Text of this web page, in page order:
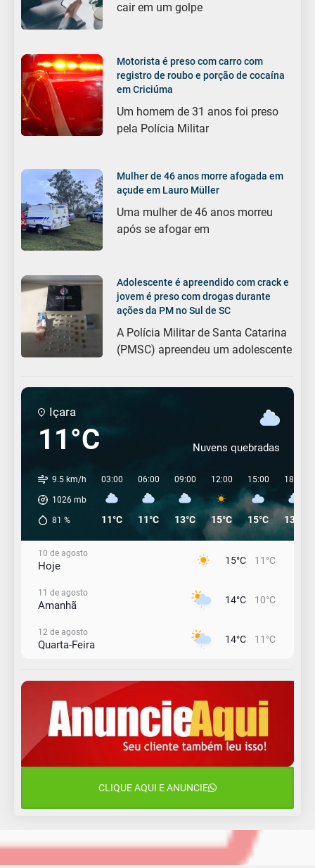
cair em um golpe
Motorista é preso com carro com
registro de roubo e porção de cocaína
em Criciúma
Um homem de 31 anos foi preso
pela Polícia Militar
Mulher de 46 anos morre afogada em
açude em Lauro Müller
Uma mulher de 46 anos morreu
após se afogar em
Adolescente é apreendido com crack e
jovem é preso com drogas durante
ações da PM no Sul de SC
A Polícia Militar de Santa Catarina
(PMSC) apreendeu um adolescente
Içara
11°C Nuvens quebradas
9.5 km/h
1026 mb
81 %
03:00
11°C
06:00
11°C
09:00
13°C
12:00
15°C
15:00
15°C
18:00
13°C
10 de agosto
Hoje 15°C 11°C
11 de agosto
Amanhã 14°C 10°C
12 de agosto
Quarta-Feira 14°C 11°C
Quinta-Feira 19°C 13°C
14 de agosto
Sexta-Feira
CLIQUE AQUI E ANUNCIE